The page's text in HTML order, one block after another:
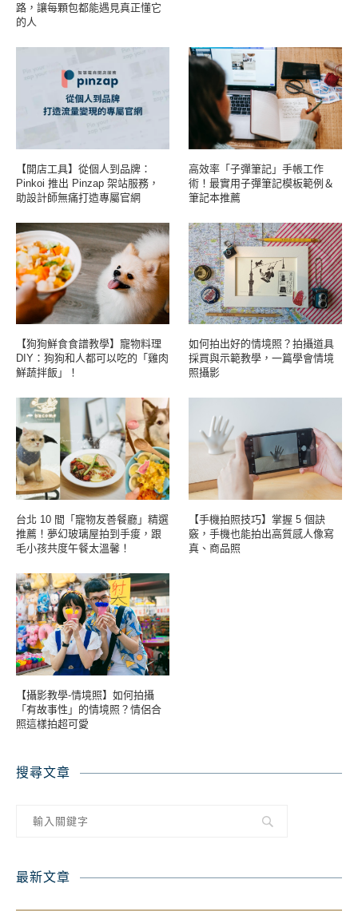
路，讓每顆包都能遇見真正懂它
的人
【開店工具】從個人到品牌：
Pinkoi 推出 Pinzap 架站服務，
助設計師無痛打造專屬官網
高效率「子彈筆記」手帳工作
術！最實用子彈筆記模板範例＆
筆記本推薦
【狗狗鮮食食譜教學】寵物料理
DIY：狗狗和人都可以吃的「雞肉
鮮蔬拌飯」！
如何拍出好的情境照？拍攝道具
採買與示範教學，一篇學會情境
照攝影
台北 10 間「寵物友善餐廳」精選
推薦！夢幻玻璃屋拍到手痠，跟
毛小孩共度午餐太溫馨！
【手機拍照技巧】掌握 5 個訣
竅，手機也能拍出高質感人像寫
真、商品照
【攝影教學-情境照】如何拍攝
「有故事性」的情境照？情侶合
照這樣拍超可愛
搜尋文章
最新文章